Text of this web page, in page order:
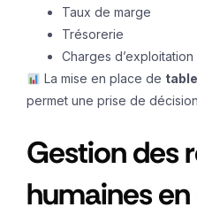
Taux de marge
Trésorerie
Charges d’exploitation
La mise en place de
permet une prise de
Gestion des
humaines